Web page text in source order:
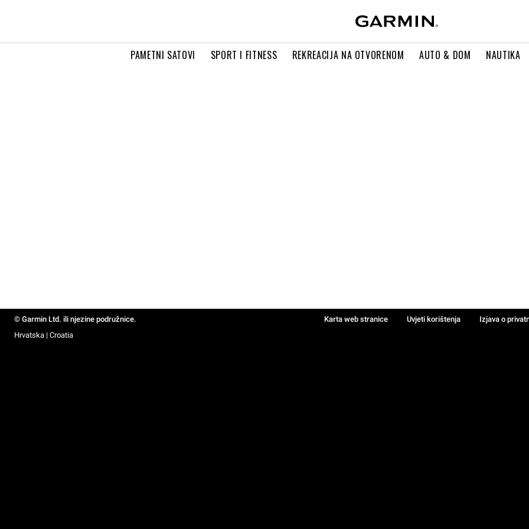
PAMETNI SATOVI SPORT I FITNESS REKREACIJA NA OTVORENOM AUTO & DOM NAUTIKA
© Garmin Ltd. ili njezine podružnice. Karta web stranice Uvjeti korištenja Izjava o
Hrvatska | Croatia